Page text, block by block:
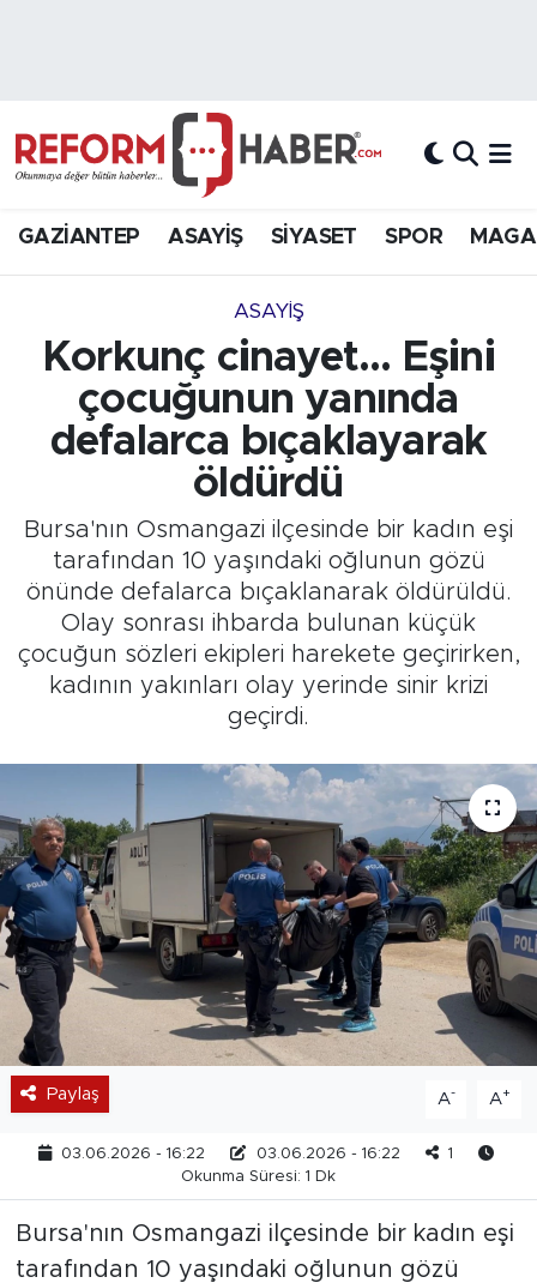
GAZİANTEP ASAYİŞ SİYASET SPOR
ASAYİŞ
Korkunç cinayet... Eşini
çocuğunun yanında
defalarca bıçaklayarak
öldürdü
Bursa'nın Osmangazi ilçesinde bir kadın eşi
tarafından 10 yaşındaki oğlunun gözü
önünde defalarca bıçaklanarak öldürüldü.
Olay sonrası ihbarda bulunan küçük
çocuğun sözleri ekipleri harekete geçirirken,
kadının yakınları olay yerinde sinir krizi
geçirdi.
Paylaş A- A+
03.06.2026 - 16:22 03.06.2026 - 16:22
1
Okunma Süresi: 1 Dk
Bursa'nın Osmangazi ilçesinde bir kadın eşi
tarafından 10 yaşındaki oğlunun gözü
Hava Durumu
Süper Lig Puan Durumu ve Fikstür
Son Dakika Haberleri
Haber Arşivi